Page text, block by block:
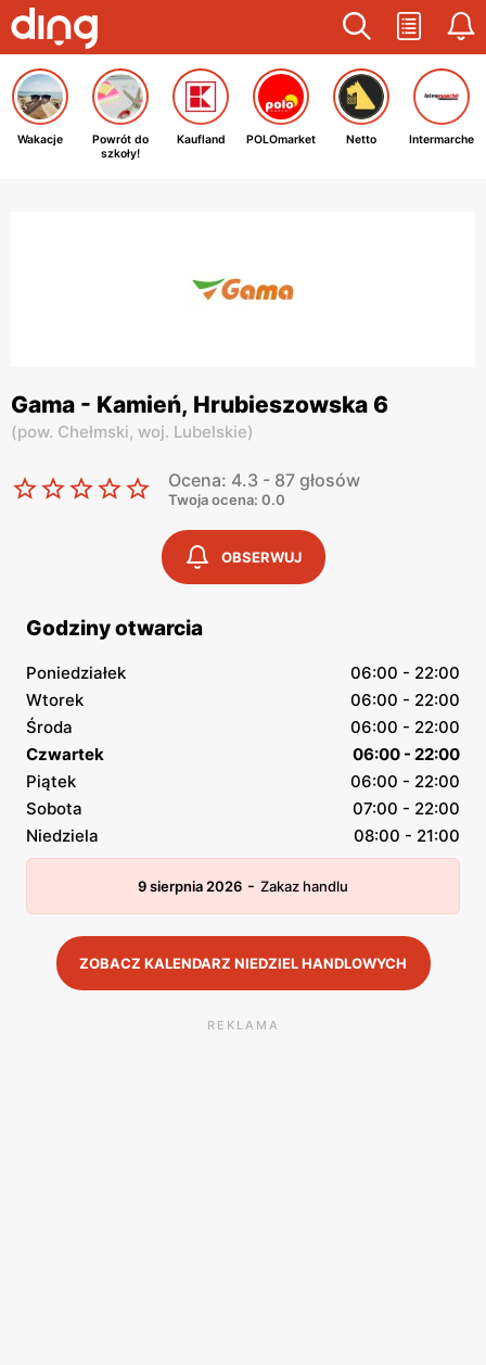
Wakacje
Powrót do
szkoły!
Kaufland POLOmarket Netto Intermarche
Gama - Kamień, Hrubieszowska 6
(pow. Chełmski, woj. Lubelskie)
Ocena: 4.3 - 87 głosów
Twoja ocena: 0.0
OBSERWUJ
Godziny otwarcia
Poniedziałek
06:00 - 22:00
Wtorek
06:00 - 22:00
Środa
06:00 - 22:00
Czwartek
06:00 - 22:00
Piątek
06:00 - 22:00
Sobota
07:00 - 22:00
Niedziela
08:00 - 21:00
9 sierpnia 2026 - Zakaz handlu
ZOBACZ KALENDARZ NIEDZIEL HANDLOWYCH
REKLAMA